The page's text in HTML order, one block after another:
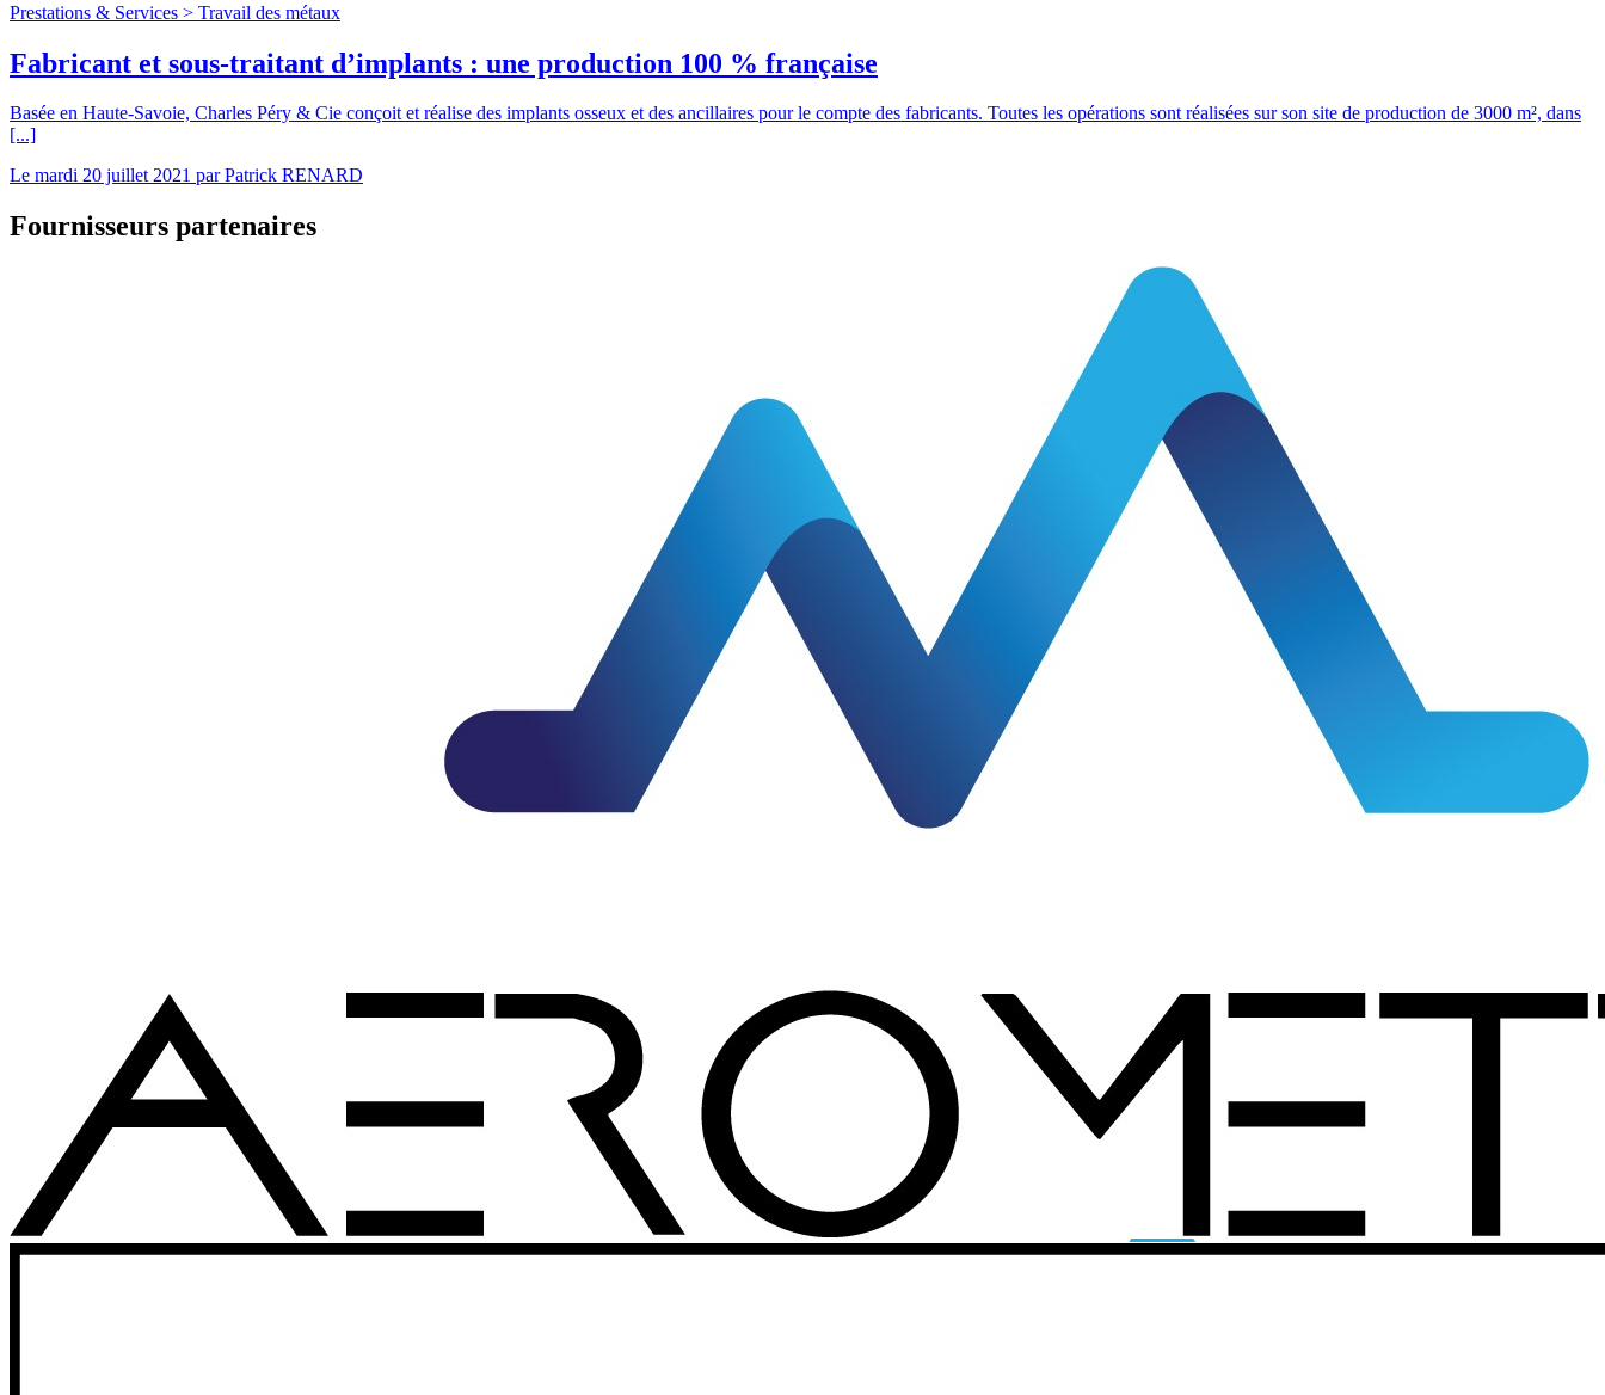
Prestations & Services > Travail des métaux
Fabricant et sous-traitant d’implants : une production 100 % française
Basée en Haute-Savoie, Charles Péry & Cie conçoit et réalise des implants osseux et des ancillaires pour le compte des fabricants. Toutes les opérations sont réalisées sur son site de production de 3000 m², dans
[...]
Le mardi 20 juillet 2021 parPatrick RENARD
Fournisseurs partenaires